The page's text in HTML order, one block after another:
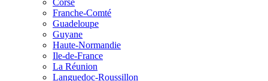
Corse
Franche-Comté
Guadeloupe
Guyane
Haute-Normandie
Ile-de-France
La Réunion
Languedoc-Roussillon